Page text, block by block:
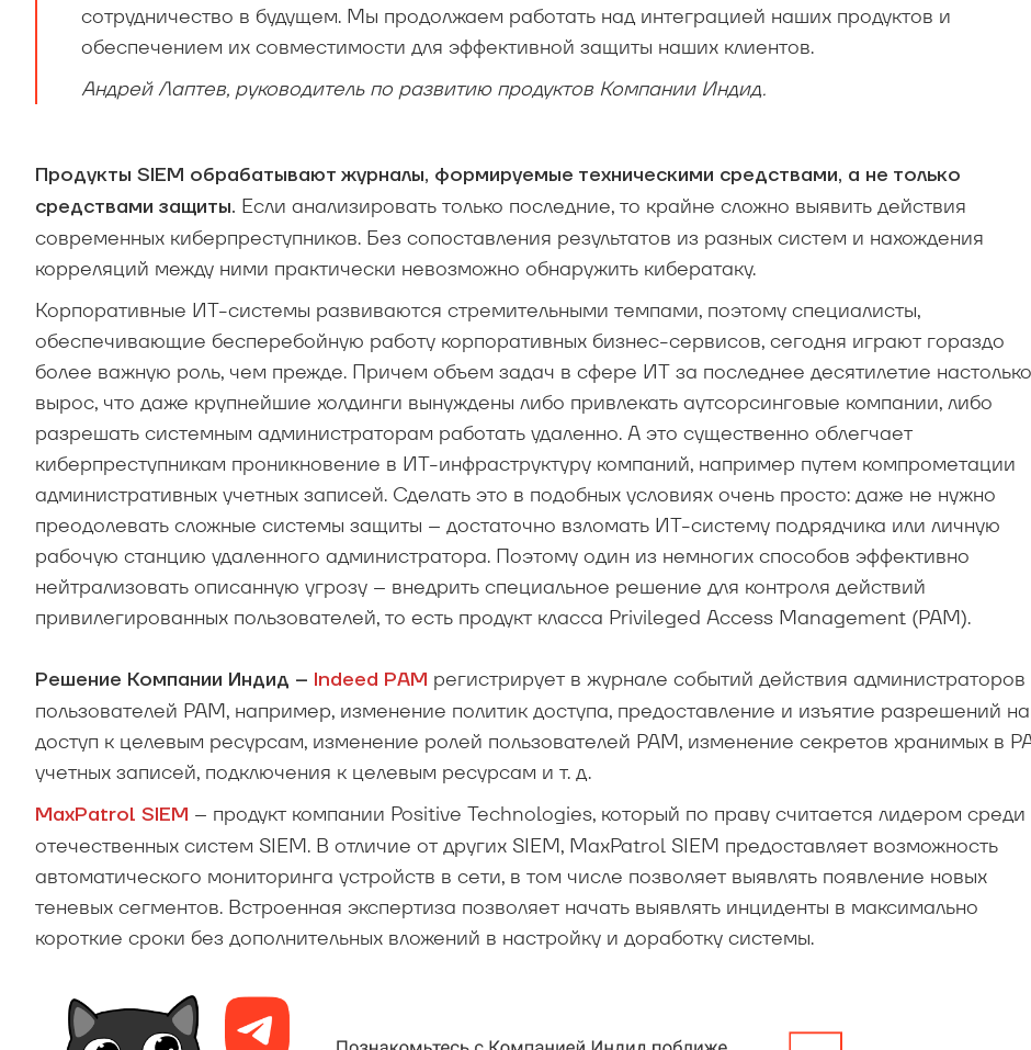
сотрудничество в будущем. Мы продолжаем работать над интеграцией наших продуктов и
обеспечением их совместимости для эффективной защиты наших клиентов.
Андрей Лаптев, руководитель по развитию продуктов Компании Индид.
Продукты SIEM обрабатывают журналы, формируемые техническими средствами, а не только
средствами защиты. Если анализировать только последние, то крайне сложно выявить действия
современных киберпреступников. Без сопоставления результатов из разных систем и нахождения
корреляций между ними практически невозможно обнаружить кибератаку.
Корпоративные ИТ-системы развиваются стремительными темпами, поэтому специалисты,
обеспечивающие бесперебойную работу корпоративных бизнес-сервисов, сегодня играют гораздо
более важную роль, чем прежде. Причем объем задач в сфере ИТ за последнее десятилетие настолько
вырос, что даже крупнейшие холдинги вынуждены либо привлекать аутсорсинговые компании, либо
разрешать системным администраторам работать удаленно. А это существенно облегчает
киберпреступникам проникновение в ИТ-инфраструктуру компаний, например путем компрометации
административных учетных записей. Сделать это в подобных условиях очень просто: даже не нужно
преодолевать сложные системы защиты – достаточно взломать ИТ-систему подрядчика или личную
рабочую станцию удаленного администратора. Поэтому один из немногих способов эффективно
нейтрализовать описанную угрозу – внедрить специальное решение для контроля действий
привилегированных пользователей, то есть продукт класса Privileged Access Management (PAM).
Решение Компании Индид – Indeed PAM регистрирует в журнале событий действия администраторов
пользователей PAM, например, изменение политик доступа, предоставление и изъятие разрешений на
доступ к целевым ресурсам, изменение ролей пользователей PAM, изменение секретов хранимых в
учетных записей, подключения к целевым ресурсам и т. д.
MaxPatrol SIEM – продукт компании Positive Technologies, который по праву считается лидером среди
отечественных систем SIEM. В отличие от других SIEM, MaxPatrol SIEM предоставляет возможность
автоматического мониторинга устройств в сети, в том числе позволяет выявлять появление новых
теневых сегментов. Встроенная экспертиза позволяет начать выявлять инциденты в максимально
короткие сроки без дополнительных вложений в настройку и доработку системы.